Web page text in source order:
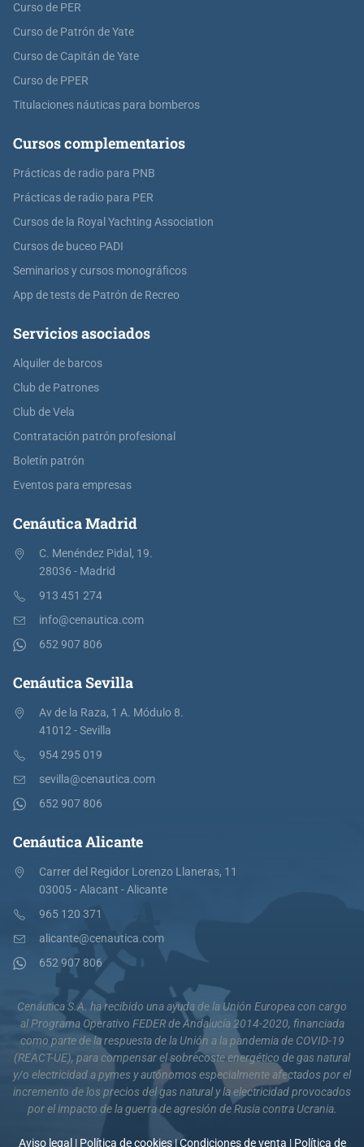
Curso de PER
Curso de Patrón de Yate
Curso de Capitán de Yate
Curso de PPER
Titulaciones náuticas para bomberos
Cursos complementarios
Prácticas de radio para PNB
Prácticas de radio para PER
Cursos de la Royal Yachting Association
Cursos de buceo PADI
Seminarios y cursos monográficos
App de tests de Patrón de Recreo
Servicios asociados
Alquiler de barcos
Club de Patrones
Club de Vela
Contratación patrón profesional
Boletín patrón
Eventos para empresas
Cenáutica Madrid
C. Menéndez Pidal, 19.
28036 - Madrid
913 451 274
info@cenautica.com
652 907 806
Cenáutica Sevilla
Av de la Raza, 1 A. Módulo 8.
41012 - Sevilla
954 295 019
sevilla@cenautica.com
652 907 806
Cenáutica Alicante
Carrer del Regidor Lorenzo Llaneras, 11
03005 - Alacant - Alicante
965 120 371
alicante@cenautica.com
652 907 806
Cenáutica S.A. ha recibido una ayuda de la Unión Europea con cargo
al Programa Operativo FEDER de Andalucía 2014-2020, financiada
como parte de la respuesta de la Unión a la pandemia de COVID-19
(REACT-UE), para compensar el sobrecoste energético de gas natural
y/o electricidad a pymes y autónomos especialmente afectados por el
incremento de los precios del gas natural y la electricidad provocados
por el impacto de la guerra de agresión de Rusia contra Ucrania.
Aviso legal | Política de cookies|Condiciones de venta | Política de